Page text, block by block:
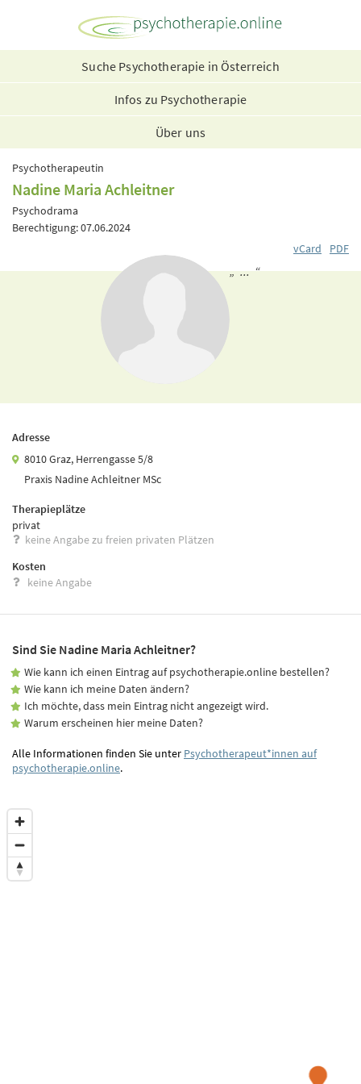
Suche Psychotherapie in Österreich
Infos zu Psychotherapie
Über uns
Psychotherapeutin
Nadine Maria Achleitner
Psychodrama
Berechtigung: 07.06.2024
vCard
PDF
„ ... “
Adresse
8010 Graz, Herrengasse 5/8
Praxis Nadine Achleitner MSc
Therapieplätze
privat
keine Angabe zu freien privaten Plätzen
Kosten
keine Angabe
Sind Sie Nadine Maria Achleitner?
Wie kann ich einen Eintrag auf psychotherapie.online bestellen?
Wie kann ich meine Daten ändern?
Ich möchte, dass mein Eintrag nicht angezeigt wird.
Warum erscheinen hier meine Daten?
Alle Informationen finden Sie unter Psychotherapeut*innen auf
psychotherapie.online.